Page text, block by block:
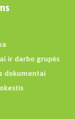
ir darbo grupės
dokumentai